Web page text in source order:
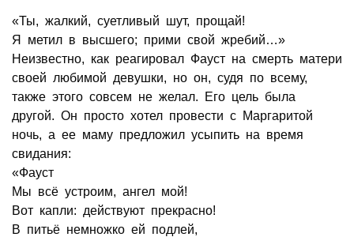
«Ты, жалкий, суетливый шут, прощай!
Я метил в высшего; прими свой жребий…»
Неизвестно, как реагировал Фауст на смерть матери
своей любимой девушки, но он, судя по всему,
также этого совсем не желал. Его цель была
другой. Он просто хотел провести с Маргаритой
ночь, а ее маму предложил усыпить на время
свидания:
«Фауст
Мы всё устроим, ангел мой!
Вот капли: действуют прекрасно!
В питьё немножко ей подлей,